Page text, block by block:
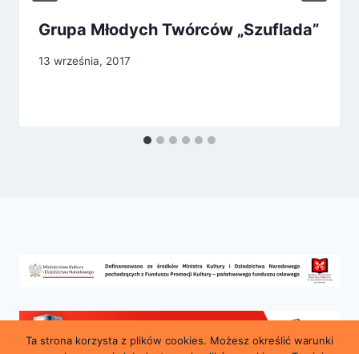
Grupa Młodych Twórców „Szuflada”
13 września, 2017
Ta strona korzysta z plików cookies. Możesz określić warunki